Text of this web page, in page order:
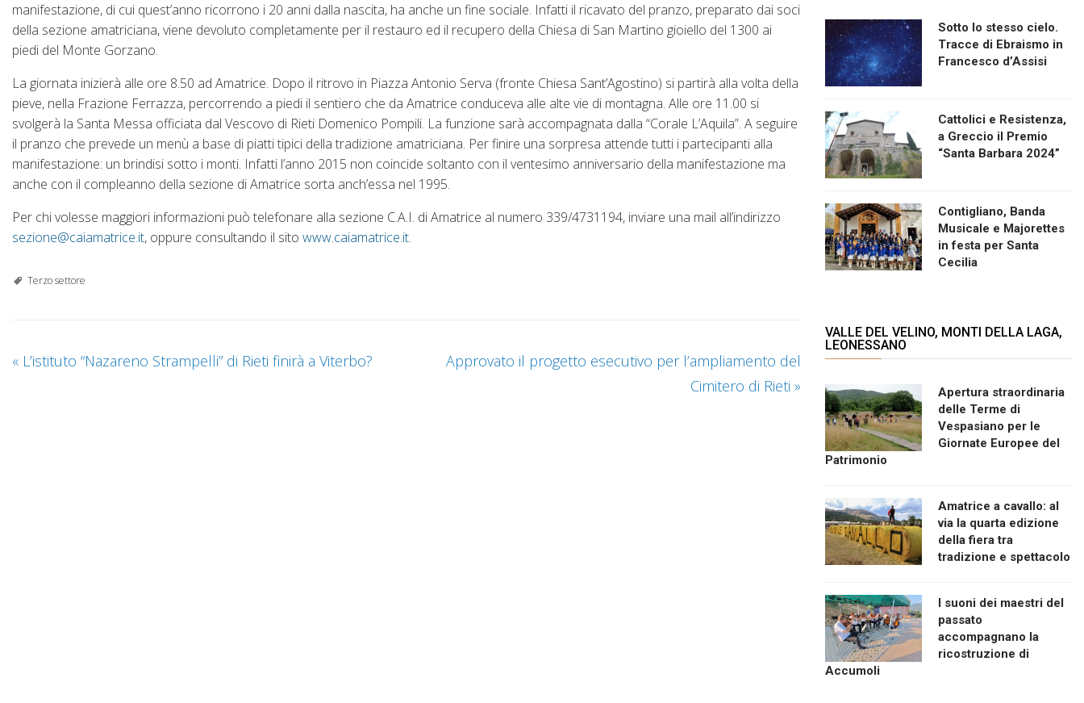
manifestazione, di cui quest’anno ricorrono i 20 anni dalla nascita, ha anche un fine sociale. Infatti il ricavato del pranzo, preparato dai soci
della sezione amatriciana, viene devoluto completamente per il restauro ed il recupero della Chiesa di San Martino gioiello del 1300 ai
piedi del Monte Gorzano.
La giornata inizierà alle ore 8.50 ad Amatrice. Dopo il ritrovo in Piazza Antonio Serva (fronte Chiesa Sant’Agostino) si partirà alla volta della
pieve, nella Frazione Ferrazza, percorrendo a piedi il sentiero che da Amatrice conduceva alle alte vie di montagna. Alle ore 11.00 si
svolgerà la Santa Messa officiata dal Vescovo di Rieti Domenico Pompili. La funzione sarà accompagnata dalla “Corale L’Aquila”. A seguire
il pranzo che prevede un menù a base di piatti tipici della tradizione amatriciana. Per finire una sorpresa attende tutti i partecipanti alla
manifestazione: un brindisi sotto i monti. Infatti l’anno 2015 non coincide soltanto con il ventesimo anniversario della manifestazione ma
anche con il compleanno della sezione di Amatrice sorta anch’essa nel 1995.
Per chi volesse maggiori informazioni può telefonare alla sezione C.A.I. di Amatrice al numero 339/4731194, inviare una mail all’indirizzo
sezione@caiamatrice.it, oppure consultando il sito www.caiamatrice.it.
Terzo settore
« L’istituto “Nazareno Strampelli” di Rieti finirà a Viterbo?
Approvato il progetto esecutivo per l’ampliamento del
Cimitero di Rieti »
Sotto lo stesso cielo.
Tracce di Ebraismo in
Francesco d’Assisi
Cattolici e Resistenza,
a Greccio il Premio
“Santa Barbara 2024”
Contigliano, Banda
Musicale e Majorettes
in festa per Santa
Cecilia
VALLE DEL VELINO, MONTI DELLA LAGA,
LEONESSANO
Apertura straordinaria
delle Terme di
Vespasiano per le
Giornate Europee del
Patrimonio
Amatrice a cavallo: al
via la quarta edizione
della fiera tra
tradizione e spettacolo
I suoni dei maestri del
passato
accompagnano la
ricostruzione di
Accumoli